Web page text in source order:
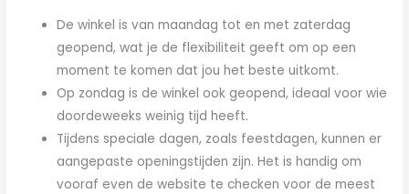
De winkel is van maandag tot en met zaterdag
geopend, wat je de flexibiliteit geeft om op een
moment te komen dat jou het beste uitkomt.
Op zondag is de winkel ook geopend, ideaal voor wie
doordeweeks weinig tijd heeft.
Tijdens speciale dagen, zoals feestdagen, kunnen er
aangepaste openingstijden zijn. Het is handig om
vooraf even de website te checken voor de meest